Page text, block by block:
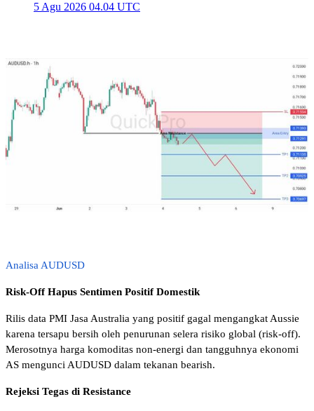
5 Agu 2026 04.04 UTC
Analisa AUDUSD
Risk-Off Hapus Sentimen Positif Domestik
Rilis data PMI Jasa Australia yang positif gagal mengangkat Aussie
karena tersapu bersih oleh penurunan selera risiko global (risk-off).
Merosotnya harga komoditas non-energi dan tangguhnya ekonomi
AS mengunci AUDUSD dalam tekanan bearish.
Rejeksi Tegas di Resistance